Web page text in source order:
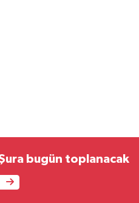
bugün toplanacak